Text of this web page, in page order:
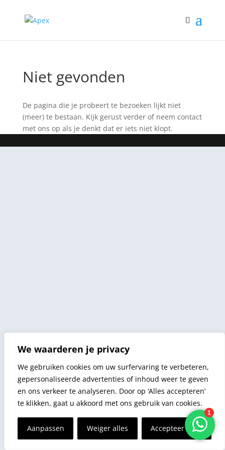
We waarderen je privacy
We gebruiken cookies om uw surfervaring te verbeteren,
gepersonaliseerde advertenties of inhoud weer te geven
en ons verkeer te analyseren. Door op ‘Alles accepteren’
te klikken, gaat u akkoord met ons gebruik van cookies.
Aanpassen Weiger alles Accepteer alles
Niet gevonden
De pagina die je probeert te bezoeken lijkt niet
(meer) te bestaan. Kijk gerust verder of neem contact
met ons op als je denkt dat er iets niet klopt.